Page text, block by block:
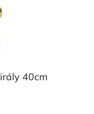
40cm